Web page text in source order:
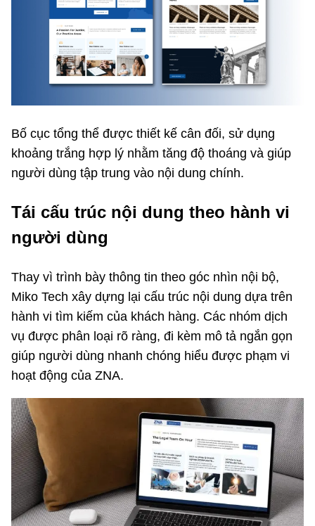
Bố cục tổng thể được thiết kế cân đối, sử dụng
khoảng trắng hợp lý nhằm tăng độ thoáng và giúp
người dùng tập trung vào nội dung chính.
Tái cấu trúc nội dung theo hành vi
người dùng
Thay vì trình bày thông tin theo góc nhìn nội bộ,
Miko Tech xây dựng lại cấu trúc nội dung dựa trên
hành vi tìm kiếm của khách hàng. Các nhóm dịch
vụ được phân loại rõ ràng, đi kèm mô tả ngắn gọn
giúp người dùng nhanh chóng hiểu được phạm vi
hoạt động của ZNA.